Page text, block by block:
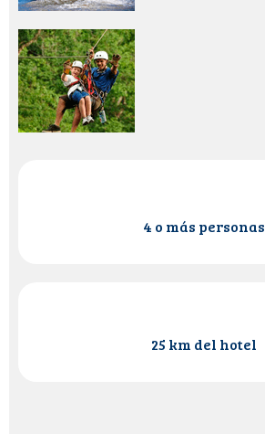
4 o más personas
25 km del hotel